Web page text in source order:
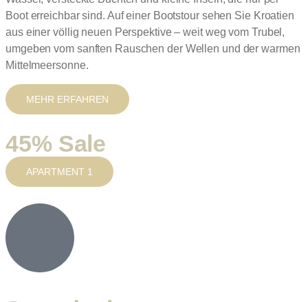
Boot erreichbar sind. Auf einer Bootstour sehen Sie Kroatien
aus einer völlig neuen Perspektive – weit weg vom Trubel,
umgeben vom sanften Rauschen der Wellen und der warmen
Mittelmeersonne.
MEHR ERFAHREN
45% Sale
APARTMENT 1